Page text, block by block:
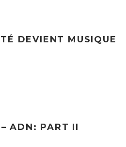
DEVIENT MUSIQUE
– ADN: PART II